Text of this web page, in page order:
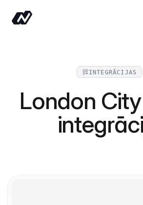
INTEGRĀCIJAS
London